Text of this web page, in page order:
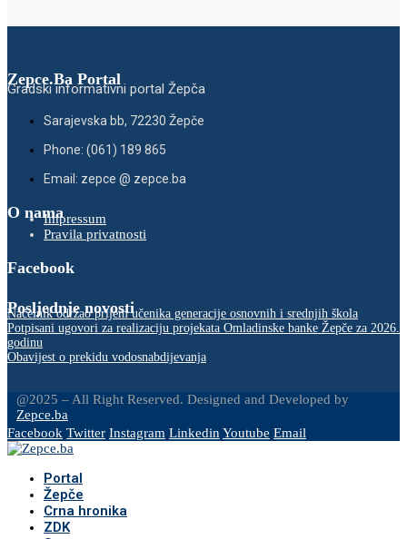
Zepce.Ba Portal
Gradski informativni portal Žepča
Sarajevska bb, 72230 Žepče
Phone: (061) 189 865
Email: zepce @ zepce.ba
O namaImpressum
Pravila privatnosti
Facebook
Posljednje novosti
Načelnik održao prijem učenika generacije osnovnih i srednjih škola
Potpisani ugovori za realizaciju projekata Omladinske banke Žepče za 2026.
godinu
Obavijest o prekidu vodosnabdijevanja
@2025 – All Right Reserved. Designed and Developed by
Zepce.ba
Facebook Twitter Instagram LinkedinYoutube Email
Portal
Žepče
Crna hronika
ZDK